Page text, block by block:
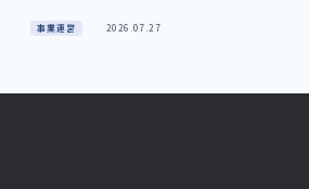
事業運営 2026.07.27